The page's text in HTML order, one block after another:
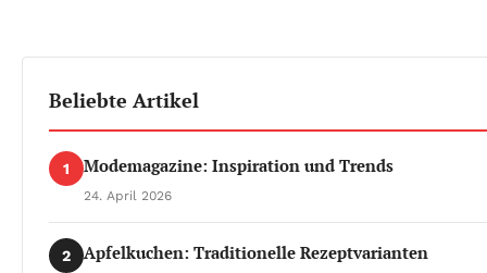
Beliebte Artikel
1 Modemagazine: Inspiration und Trends
24. April 2026
2 Apfelkuchen: Traditionelle Rezeptvarianten